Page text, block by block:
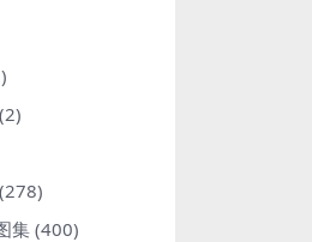
(2)
(278)
集 (400)